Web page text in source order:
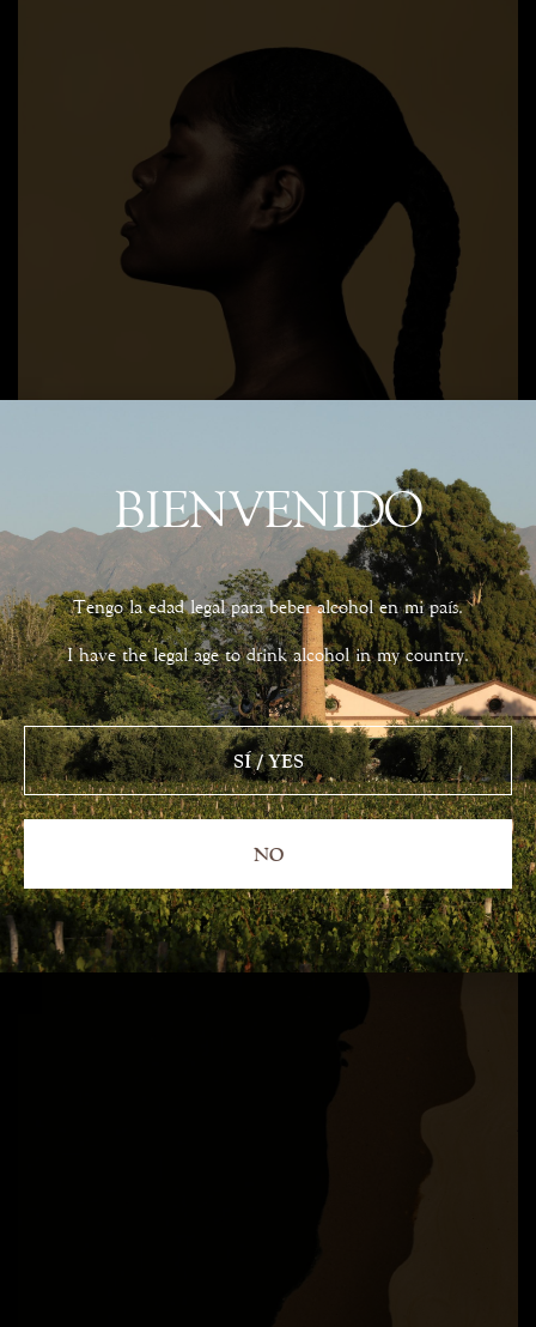
BIENVENIDO
Tengo la edad legal para beber alcohol en mi país.
I have the legal age to drink alcohol in my country.
SÍ / YES
NO